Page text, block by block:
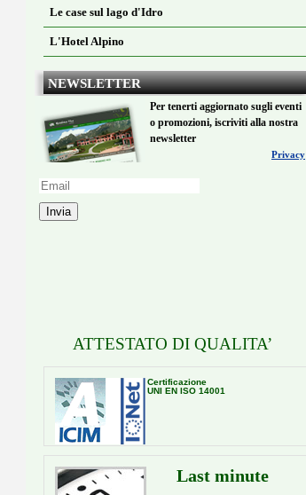
Le case sul lago d'Idro
L'Hotel Alpino
NEWSLETTER
Per tenerti aggiornato sugli eventi
o promozioni, iscriviti alla nostra
newsletter
Privacy
Invia
ATTESTATO DI QUALITA’
Certificazione
UNI EN ISO 14001
Last minute